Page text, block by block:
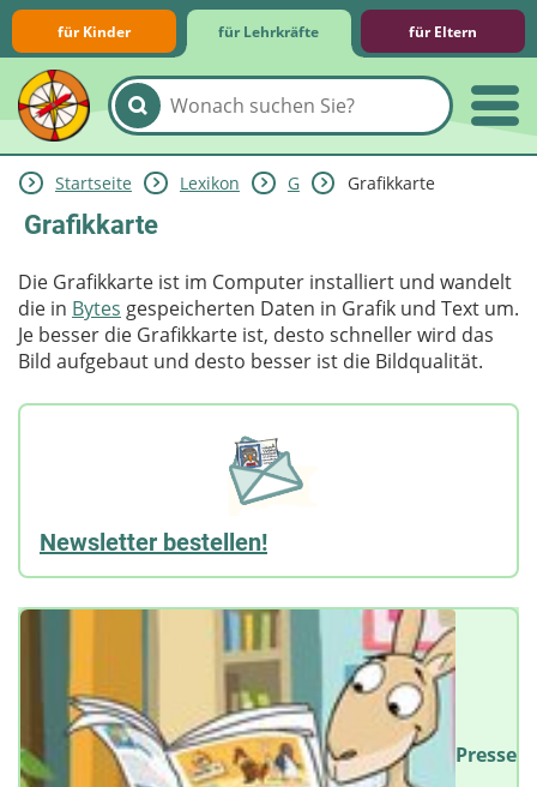
für Kinder für Lehrkräfte für Eltern
Lernmodule
Unterrichts­materialien
Internet-ABC-Schule
Praxishilfen
Aktuelles
Startseite Lexikon G Grafikkarte
Grafikkarte
Die Grafikkarte ist im Computer installiert und wandelt
die in Bytes gespeicherten Daten in Grafik und Text um.
Je besser die Grafikkarte ist, desto schneller wird das
Bild aufgebaut und desto besser ist die Bildqualität.
Newsletter bestellen!
Presse